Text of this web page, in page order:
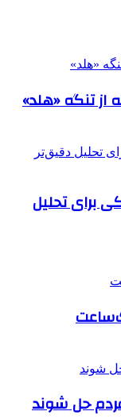
از تنگه «هلد»
برای تحلیل
حل شوند